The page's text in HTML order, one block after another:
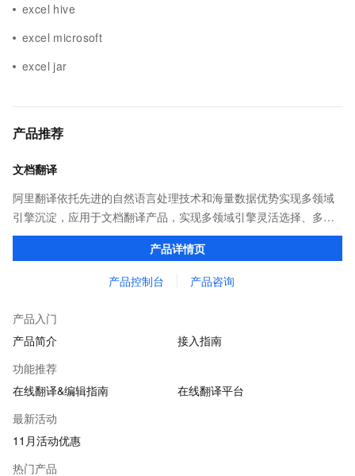
excel hive
excel microsoft
excel jar
产品推荐
文档翻译
阿里翻译依托先进的自然语言处理技术和海量数据优势实现多领域
引擎沉淀，应用于文档翻译产品，实现多领域引擎灵活选择、多类
型文档格式覆盖，译后文档保持原格式排版。并提供在线编辑平
台，可以对译后内容进行在线编辑。
产品详情页
产品控制台 产品咨询
产品入门
产品简介
接入指南
功能推荐
在线翻译&编辑指南
在线翻译平台
最新活动
11月活动优惠
热门产品